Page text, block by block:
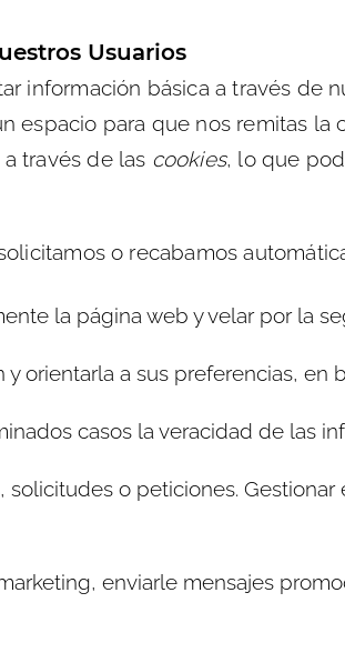
Usuarios
información básica a través
espacio para que nos remitas
través de las cookies, lo que
o recabamos
la página web y velar por la
y orientarla a sus preferencias, en
casos la veracidad de las
solicitudes o peticiones.
enviarle mensajes